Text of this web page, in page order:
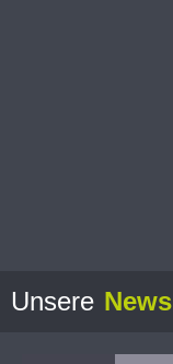
Unsere News